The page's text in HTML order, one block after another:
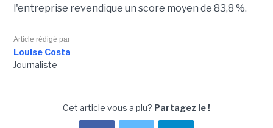
l'entreprise revendique un score moyen de 83,8 %.
Article rédigé par
Louise Costa
Journaliste
Cet article vous a plu? Partagez le !